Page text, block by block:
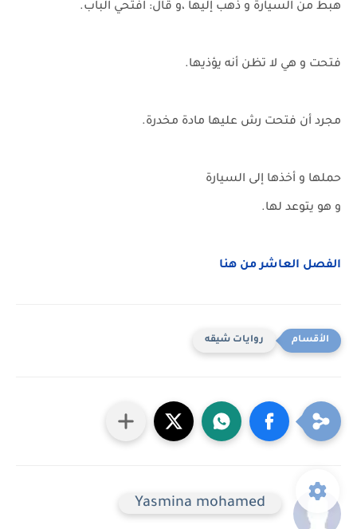
هبط من السيارة و ذهب إليها ،و قال: افتحي الباب.
فتحت و هي لا تظن أنه يؤذيها.
مجرد أن فتحت رش عليها مادة مخدرة.
حملها و أخذها إلى السيارة
و هو يتوعد لها.
الفصل العاشر من هنا
روايات شيقه
Yasmina mohamed